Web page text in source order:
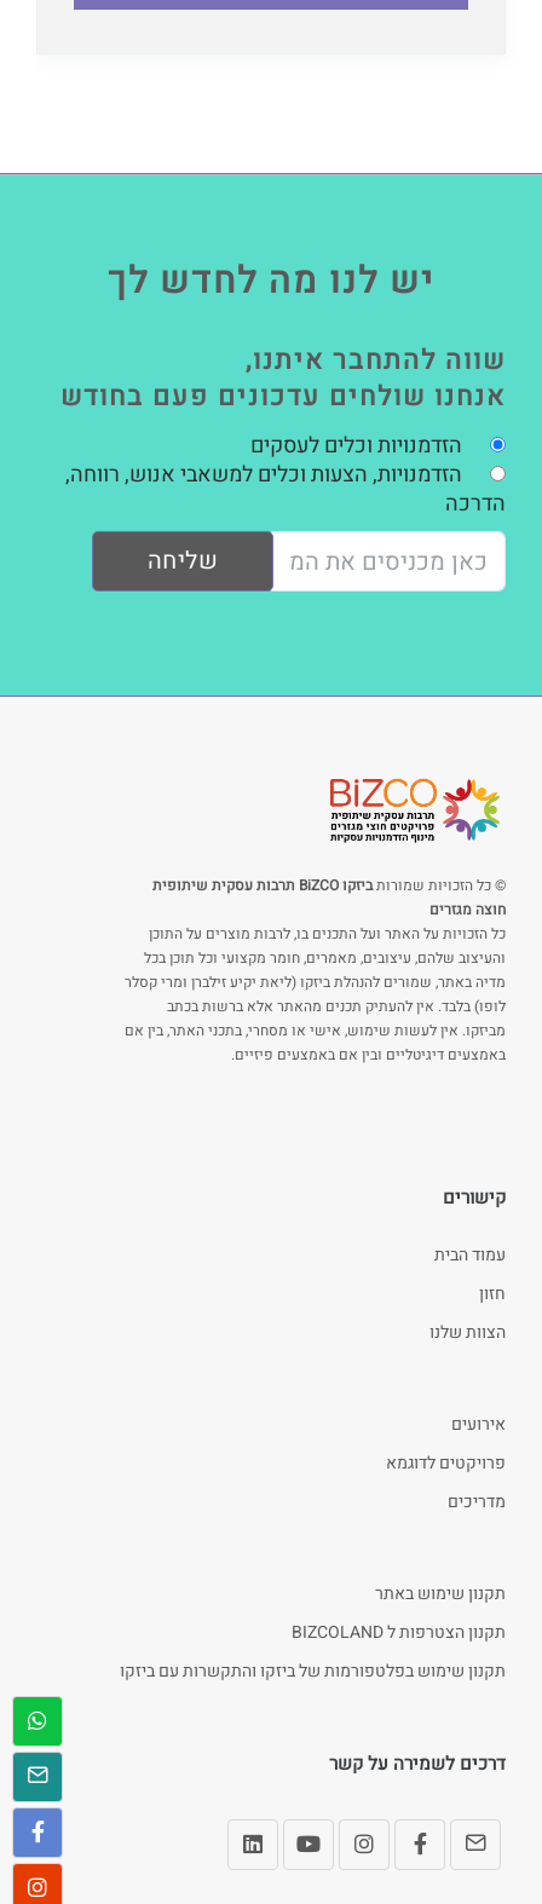
יש לנו מה לחדש לך
שווה להתחבר איתנו,
אנחנו שולחים עדכונים פעם בחודש
הזדמנויות וכלים לעסקים
הזדמנויות, הצעות וכלים למשאבי אנוש, רווחה,
הדרכה
שליחה
© כל הזכויות שמורות
ביזקו BiZCO תרבות עסקית שיתופית
חוצה מגזרים
כל הזכויות על האתר ועל התכנים בו, לרבות מוצרים על התוכן
והעיצוב שלהם, עיצובים, מאמרים, חומר מקצועי וכל תוכן בכל
מדיה באתר, שמורים להנהלת ביזקו (ליאת יקיע זילברן ומרי קסלר
לופו) בלבד. אין להעתיק תכנים מהאתר אלא ברשות בכתב
מביזקו. אין לעשות שימוש, אישי או מסחרי, בתכני האתר, בין אם
באמצעים דיגיטליים ובין אם באמצעים פיזיים.
קישורים
עמוד הבית
חזון
הצוות שלנו
אירועים
פרויקטים לדוגמא
מדריכים
תקנון שימוש באתר
תקנון הצטרפות ל BIZCOLAND
תקנון שימוש בפלטפורמות של ביזקו והתקשרות עם ביזקו
דרכים לשמירה על קשר